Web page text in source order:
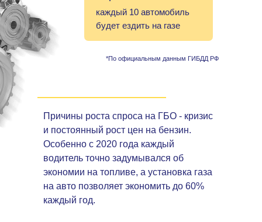
Причины роста спроса на ГБО - кризис
и постоянный рост цен на бензин.
Особенно с 2020 года каждый
водитель точно задумывался об
экономии на топливе, а установка газа
на авто позволяет экономить до 60%
каждый год.
каждый 10 автомобиль
будет ездить на газе
*По официальным данным ГИБДД РФ